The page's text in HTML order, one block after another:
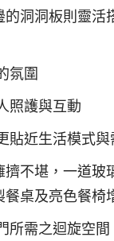
洞洞板則靈活
氛圍
照護與互動
貼近生活模式與
不堪，一道玻
桌及亮色餐椅
所需之迴旋空間